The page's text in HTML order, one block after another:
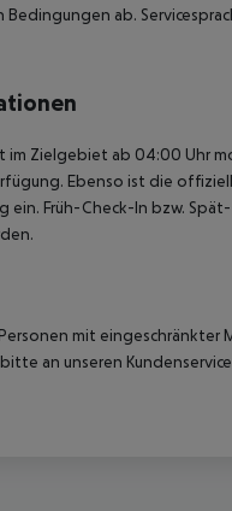
ab.
im Zielgebiet ab 04:00 Uhr
Ebenso ist die
ein. Früh-Check-In bzw.
mit
an unseren